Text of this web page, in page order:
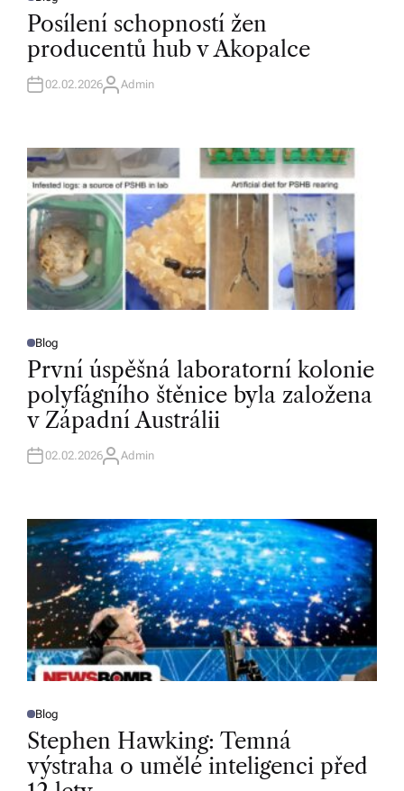
O
T
E
D
N
Posílení schopností žen
producentů hub v Akopalce
02.02.2026A
R
Admin
P
O
T
E
D
I
N
Blog
První úspěšná laboratorní kolonie
polyfágního štěnice byla založena
v Západní Austrálii
02.02.2026A
R
Admin
P
O
S
T
E
D
Blog
Stephen Hawking: Temná
výstraha o umělé inteligenci před